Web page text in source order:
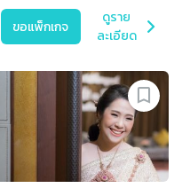
ขอแพ็กเกจ
ดูราย
ละเอียด